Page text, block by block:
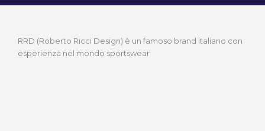
RRD (Roberto Ricci Design) è un famoso brand italiano con
esperienza nel mondo sportswear